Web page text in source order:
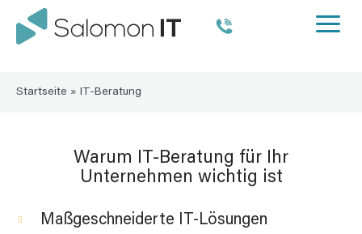
Startseite » IT-Beratung
Warum IT-Beratung für Ihr
Unternehmen wichtig ist
Maßgeschneiderte IT-Lösungen